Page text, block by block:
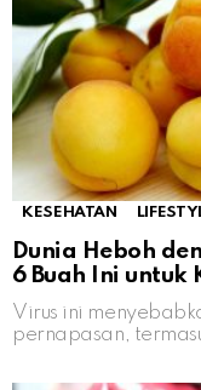
KESEHATAN
Dunia Heboh
6 Buah Ini untuk
Virus ini
pernapasan,